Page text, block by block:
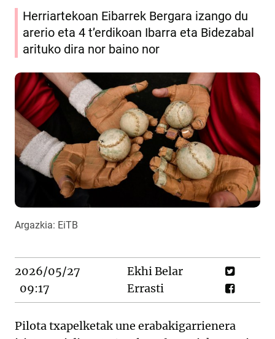
Herriartekoan Eibarrek Bergara izango du
arerio eta 4 t’erdikoan Ibarra eta Bidezabal
arituko dira nor baino nor
Argazkia: EiTB
2026/05/27
09:17
Ekhi Belar
Errasti
Pilota txapelketak une erabakigarrienera